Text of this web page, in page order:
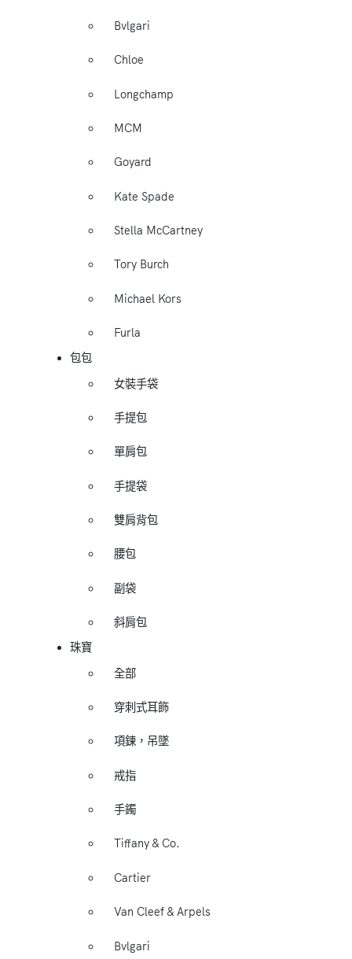
Bvlgari
Chloe
Longchamp
MCM
Goyard
Kate Spade
Stella McCartney
Tory Burch
Michael Kors
Furla
包包
女裝手袋
手提包
單肩包
手提袋
雙肩背包
腰包
副袋
斜肩包
珠寶
全部
穿刺式耳飾
項鍊，吊墜
戒指
手鐲
Tiffany & Co.
Cartier
Van Cleef & Arpels
Bvlgari